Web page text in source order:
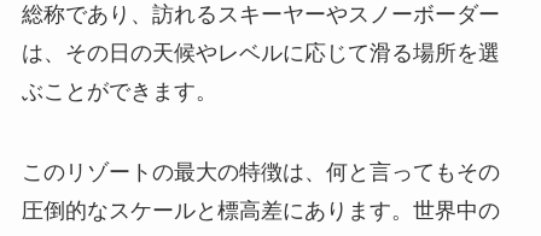
総称であり、訪れるスキーヤーやスノーボーダー
は、その日の天候やレベルに応じて滑る場所を選
ぶことができます。
このリゾートの最大の特徴は、何と言ってもその
圧倒的なスケールと標高差にあります。世界中の